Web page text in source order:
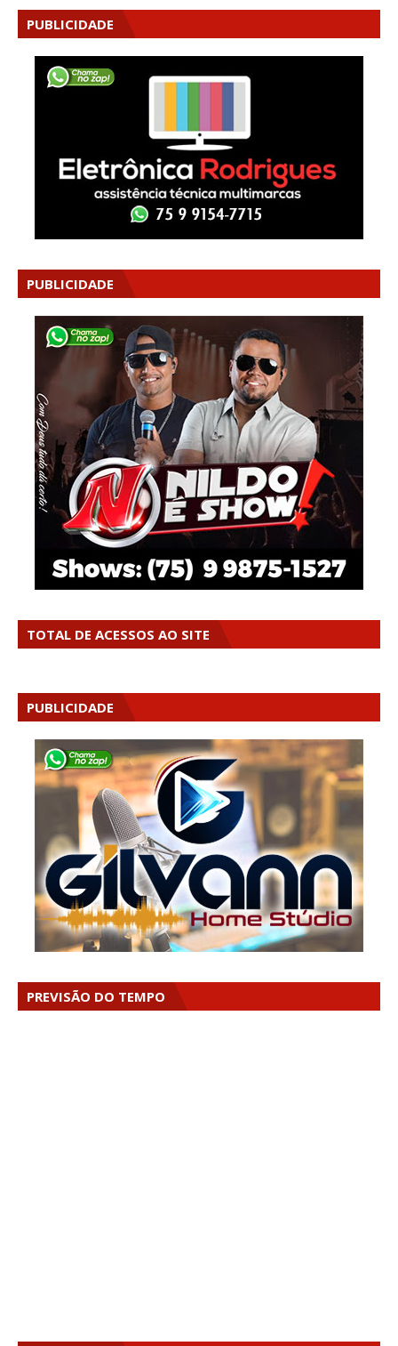
PUBLICIDADE
PUBLICIDADE
TOTAL DE ACESSOS AO SITE
PUBLICIDADE
PREVISÃO DO TEMPO